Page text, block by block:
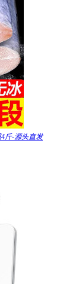
斤-源头直发